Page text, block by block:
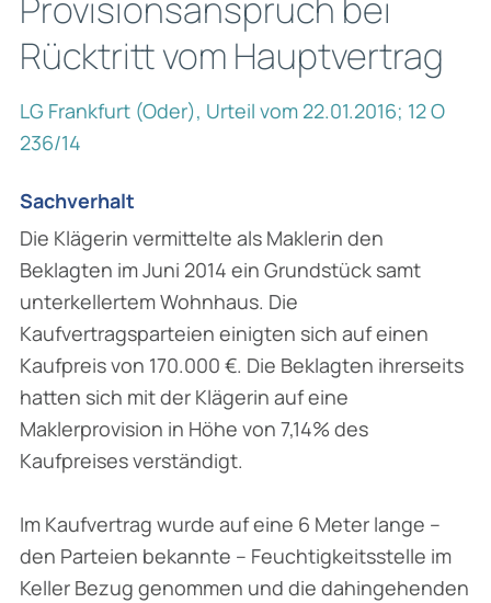
Rücktritt vom Hauptvertrag
LG Frankfurt (Oder), Urteil vom 22.01.2016; 12 O
236/14
Sachverhalt
Die Klägerin vermittelte als Maklerin den
Beklagten im Juni 2014 ein Grundstück samt
unterkellertem Wohnhaus. Die
Kaufvertragsparteien einigten sich auf einen
Kaufpreis von 170.000 €. Die Beklagten ihrerseits
hatten sich mit der Klägerin auf eine
Maklerprovision in Höhe von 7,14% des
Kaufpreises verständigt.
Im Kaufvertrag wurde auf eine 6 Meter lange –
den Parteien bekannte – Feuchtigkeitsstelle im
Keller Bezug genommen und die dahingehenden